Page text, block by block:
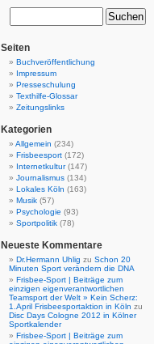
Seiten
Buchveröffentlichung
Impressum
Presseschulung
Texthilfe-Glossar
Zeitungslinks
Kategorien
Allgemein (234)
Frisbeesport (172)
Internetkultur(147)
Journalismus (134)
Lokales Köln (163)
Musik (57)
Psychologie (93)
Sportpolitik (78)
Neueste Kommentare
Dr.Hermann Uhlig zu Schon 20
Minuten Sport verändern die DNA
Frisbee-Sport | Beiträge zum
einzigen eigenverantwortlichen
Teamsport der Welt » Kein Scherz:
1.April Frisbeesportaktion in Köln zu
Disc Days Cologne 2012 in Kölner
Sportkalender
Frisbee-Sport | Beiträge zum